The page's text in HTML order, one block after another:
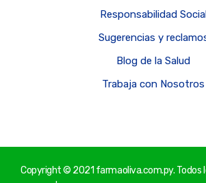
Responsabilidad
Sugerencias y
Blog de la Salud
Trabaja con Nosotros
Copyright © 2021 farmaoliva.com.py. Todos